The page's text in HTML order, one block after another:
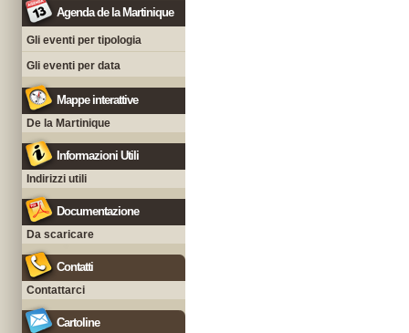
Agenda de la Martinique
Gli eventi per tipologia
Gli eventi per data
Mappe interattive
De la Martinique
Informazioni Utili
Indirizzi utili
Documentazione
Da scaricare
Contatti
Contattarci
Cartoline